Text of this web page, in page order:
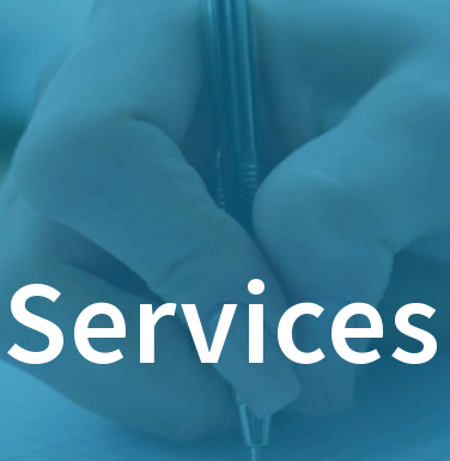
Services